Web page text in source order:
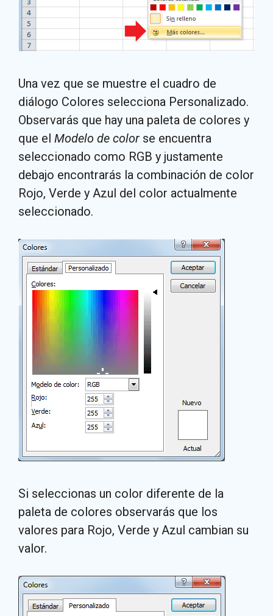
Una vez que se muestre el cuadro de
diálogo Colores selecciona Personalizado.
Observarás que hay una paleta de colores y
que el Modelo de color se encuentra
seleccionado como RGB y justamente
debajo encontrarás la combinación de color
Rojo, Verde y Azul del color actualmente
seleccionado.
Si seleccionas un color diferente de la
paleta de colores observarás que los
valores para Rojo, Verde y Azul cambian su
valor.